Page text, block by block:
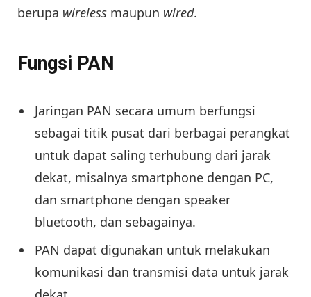
berupa wireless maupun wired.
Fungsi PAN
Jaringan PAN secara umum berfungsi
sebagai titik pusat dari berbagai perangkat
untuk dapat saling terhubung dari jarak
dekat, misalnya smartphone dengan PC,
dan smartphone dengan speaker
bluetooth, dan sebagainya.
PAN dapat digunakan untuk melakukan
komunikasi dan transmisi data untuk jarak